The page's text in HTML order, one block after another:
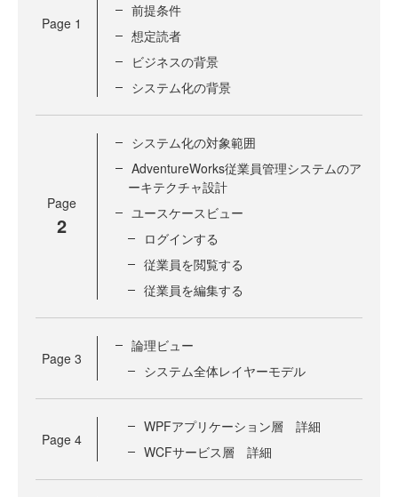
Page 1
前提条件
想定読者
ビジネスの背景
システム化の背景
Page
2
システム化の対象範囲
AdventureWorks従業員管理システムのア
ーキテクチャ設計
ユースケースビュー
ログインする
従業員を閲覧する
従業員を編集する
Page 3
論理ビュー
システム全体レイヤーモデル
Page 4
WPFアプリケーション層 詳細
WCFサービス層 詳細